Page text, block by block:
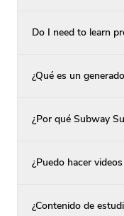
Do I need to learn
¿Qué es un
¿Por qué Subway
¿Puedo hacer
¿Contenido de